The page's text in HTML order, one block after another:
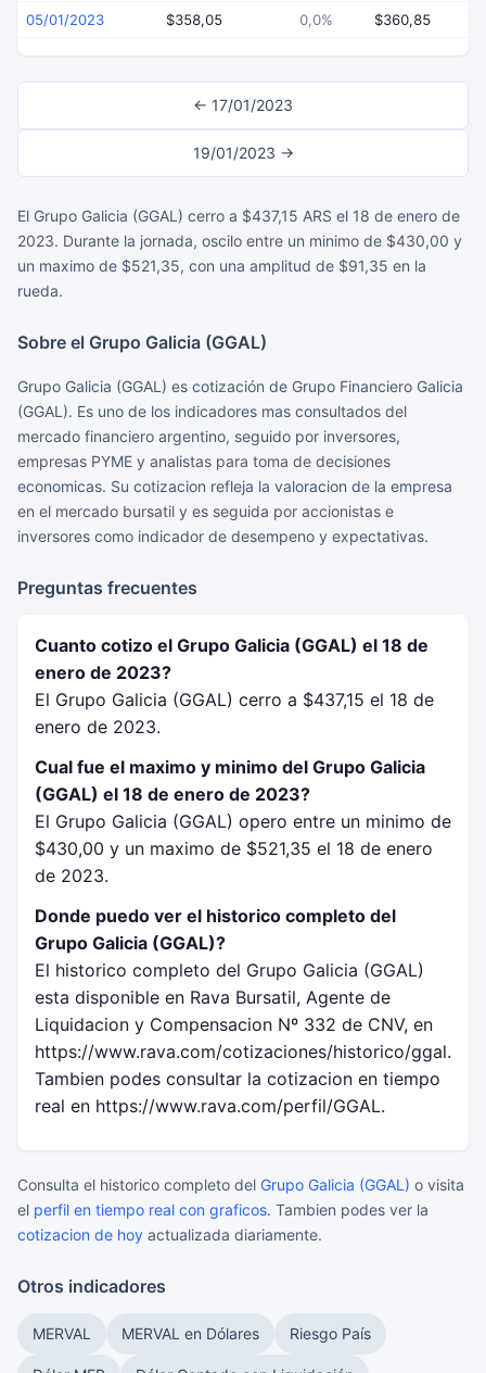
05/01/2023 $358,05 0,0% $360,85
← 17/01/2023
19/01/2023 →
El Grupo Galicia (GGAL) cerro a $437,15 ARS el 18 de enero de
2023. Durante la jornada, oscilo entre un minimo de $430,00 y
un maximo de $521,35, con una amplitud de $91,35 en la
rueda.
Sobre el Grupo Galicia (GGAL)
Grupo Galicia (GGAL) es cotización de Grupo Financiero Galicia
(GGAL). Es uno de los indicadores mas consultados del
mercado financiero argentino, seguido por inversores,
empresas PYME y analistas para toma de decisiones
economicas. Su cotizacion refleja la valoracion de la empresa
en el mercado bursatil y es seguida por accionistas e
inversores como indicador de desempeno y expectativas.
Preguntas frecuentes
Cuanto cotizo el Grupo Galicia (GGAL) el 18 de
enero de 2023?
El Grupo Galicia (GGAL) cerro a $437,15 el 18 de
enero de 2023.
Cual fue el maximo y minimo del Grupo Galicia
(GGAL) el 18 de enero de 2023?
El Grupo Galicia (GGAL) opero entre un minimo de
$430,00 y un maximo de $521,35 el 18 de enero
de 2023.
Donde puedo ver el historico completo del
Grupo Galicia (GGAL)?
El historico completo del Grupo Galicia (GGAL)
esta disponible en Rava Bursatil, Agente de
Liquidacion y Compensacion Nº 332 de CNV, en
https://www.rava.com/cotizaciones/historico/ggal.
Tambien podes consultar la cotizacion en tiempo
real en https://www.rava.com/perfil/GGAL.
Consulta el historico completo del Grupo Galicia (GGAL) o visita
el perfil en tiempo real con graficos. Tambien podes ver la
cotizacion de hoy actualizada diariamente.
Otros indicadores
MERVAL MERVAL en Dólares Riesgo País